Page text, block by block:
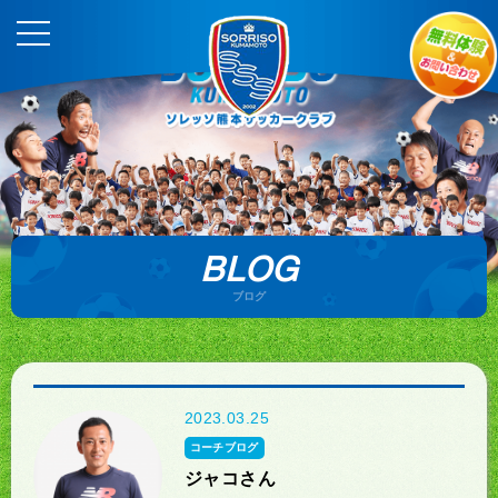
BLOG
ブログ
2023.03.25
コーチブログ
ジャコさん